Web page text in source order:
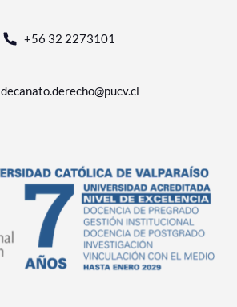
+56 32 2273101
decanato.derecho@pucv.cl